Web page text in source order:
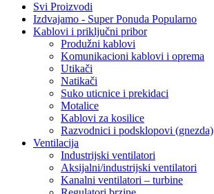
Svi Proizvodi
Izdvajamo - Super Ponuda Popularno
Kablovi i priključni pribor
Produžni kablovi
Komunikacioni kablovi i oprema
Utikači
Natikači
Suko uticnice i prekidaci
Motalice
Kablovi za kosilice
Razvodnici i podsklopovi (gnezda)
Ventilacija
Industrijski ventilatori
Aksijalni/industrijski ventilatori
Kanalni ventilatori – turbine